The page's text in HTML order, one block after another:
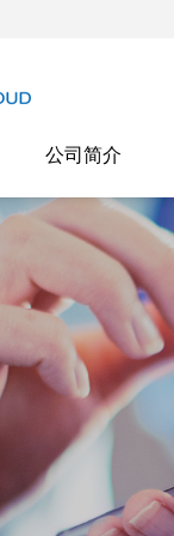
公司简介